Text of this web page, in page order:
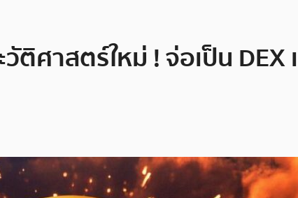
ติศาสตร์ใหม่ ! จ่อเป็น